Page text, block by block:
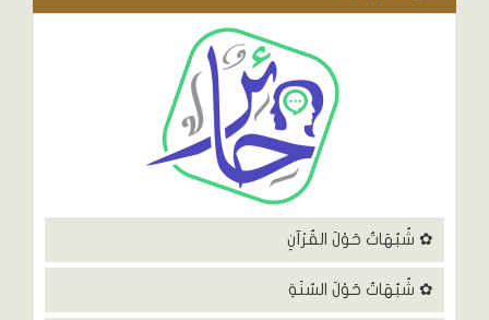
✿ شُبُهَاتٌ حَوْلَ القُرْآنِ
✿ شُبُهَاتٌ حَوْلَ السُنَةِ